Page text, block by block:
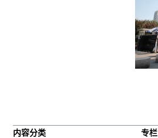
内容分类 专栏